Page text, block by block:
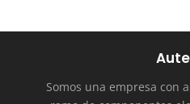
Somos una empresa con